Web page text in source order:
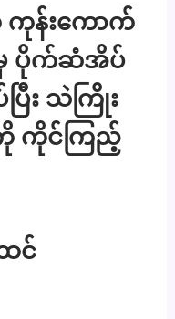
ကုန်းကောက်
ပိုက်ဆံအိပ်
ြီး သဲကြိုး
ကို ကိုင်ကြည့်
င်